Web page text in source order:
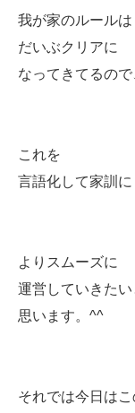
我が家のルールは
だいぶクリアに
なってきてるので
これを
言語化して家訓に
よりスムーズに
運営していきたい
思います。^^
それでは今日は